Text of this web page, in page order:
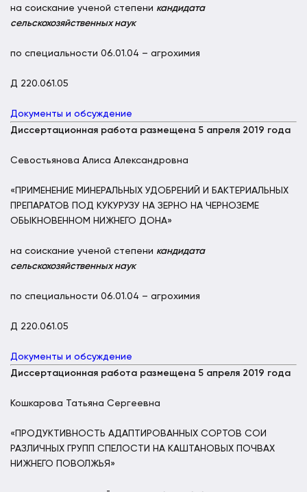
на соискание ученой степени кандидата
сельскохозяйственных наук
по специальности 06.01.04 – агрохимия
Д 220.061.05
Документы и обсуждение
Диссертационная работа размещена 5 апреля 2019 года
Севостьянова Алиса Александровна
«ПРИМЕНЕНИЕ МИНЕРАЛЬНЫХ УДОБРЕНИЙ И БАКТЕРИАЛЬНЫХ
ПРЕПАРАТОВ ПОД КУКУРУЗУ НА ЗЕРНО НА ЧЕРНОЗЕМЕ
ОБЫКНОВЕННОМ НИЖНЕГО ДОНА»
на соискание ученой степени кандидата
сельскохозяйственных наук
по специальности 06.01.04 – агрохимия
Д 220.061.05
Документы и обсуждение
Диссертационная работа размещена 5 апреля 2019 года
Кошкарова Татьяна Сергеевна
«ПРОДУКТИВНОСТЬ АДАПТИРОВАННЫХ СОРТОВ СОИ
РАЗЛИЧНЫХ ГРУПП СПЕЛОСТИ НА КАШТАНОВЫХ ПОЧВАХ
НИЖНЕГО ПОВОЛЖЬЯ»